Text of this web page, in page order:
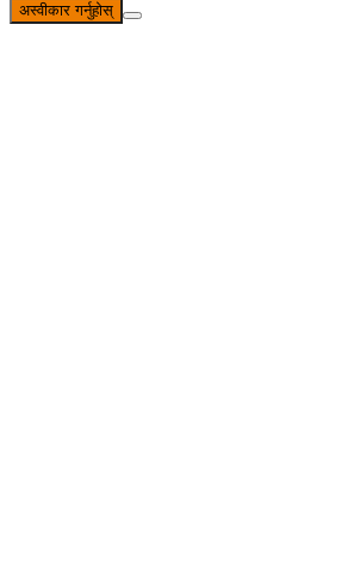
अस्वीकार गर्नुहोस्